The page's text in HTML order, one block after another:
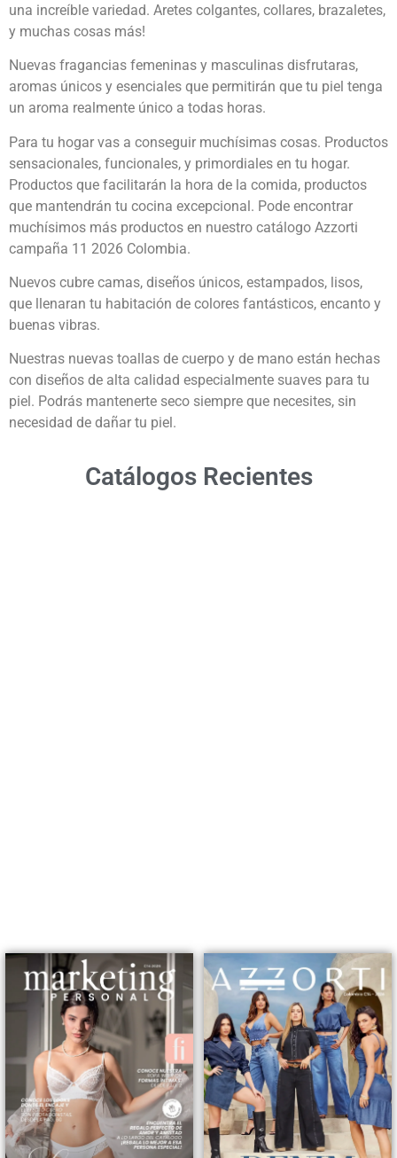
una increíble variedad. Aretes colgantes, collares, brazaletes,
y muchas cosas más!
Nuevas fragancias femeninas y masculinas disfrutaras,
aromas únicos y esenciales que permitirán que tu piel tenga
un aroma realmente único a todas horas.
Para tu hogar vas a conseguir muchísimas cosas. Productos
sensacionales, funcionales, y primordiales en tu hogar.
Productos que facilitarán la hora de la comida, productos
que mantendrán tu cocina excepcional. Pode encontrar
muchísimos más productos en nuestro catálogo Azzorti
campaña 11 2026 Colombia.
Nuevos cubre camas, diseños únicos, estampados, lisos,
que llenaran tu habitación de colores fantásticos, encanto y
buenas vibras.
Nuestras nuevas toallas de cuerpo y de mano están hechas
con diseños de alta calidad especialmente suaves para tu
piel. Podrás mantenerte seco siempre que necesites, sin
necesidad de dañar tu piel.
Catálogos Recientes